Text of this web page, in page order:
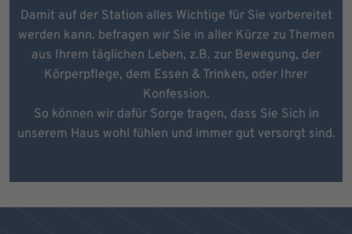
Damit auf der Station alles Wichtige für Sie vorbereitet
werden kann. befragen wir Sie in aller Kürze zu Themen
aus Ihrem täglichen Leben, z.B. zur Bewegung, der
Körperpflege, dem Essen & Trinken, oder Ihrer
Konfession.
So können wir dafür Sorge tragen, dass Sie Sich in
unserem Haus wohl fühlen und immer gut versorgt sind.